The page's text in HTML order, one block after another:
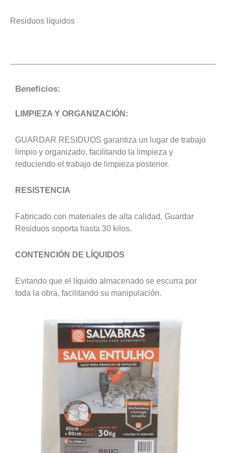
Residuos líquidos
Beneficios:
LIMPIEZA Y ORGANIZACIÓN:
GUARDAR RESIDUOS garantiza un lugar de trabajo
limpio y organizado, facilitando la limpieza y
reduciendo el trabajo de limpieza posterior.
RESISTENCIA
Fabricado con materiales de alta calidad, Guardar
Residuos soporta hasta 30 kilos.
CONTENCIÓN DE LÍQUIDOS
Evitando que el líquido almacenado se escurra por
toda la obra, facilitando su manipulación.